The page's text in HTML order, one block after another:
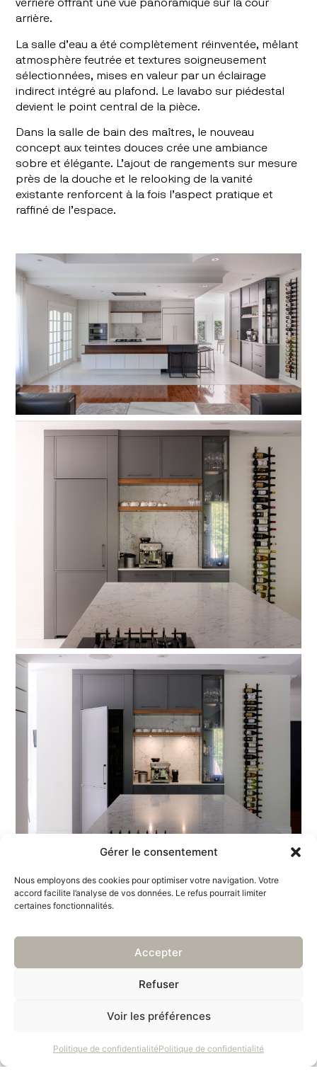
Gérer le consentement
Nous employons des cookies pour optimiser votre navigation. Votre
accord facilite l’analyse de vos données. Le refus pourrait limiter
certaines fonctionnalités.
Accepter
Refuser
Voir les préférences
Politique de confidentialitéPolitique de confidentialité
verrière offrant une vue panoramique sur la cour
arrière.
La salle d’eau a été complètement réinventée, mêlant
atmosphère feutrée et textures soigneusement
sélectionnées, mises en valeur par un éclairage
indirect intégré au plafond. Le lavabo sur piédestal
devient le point central de la pièce.
Dans la salle de bain des maîtres, le nouveau
concept aux teintes douces crée une ambiance
sobre et élégante. L’ajout de rangements sur mesure
près de la douche et le relooking de la vanité
existante renforcent à la fois l’aspect pratique et
raffiné de l’espace.